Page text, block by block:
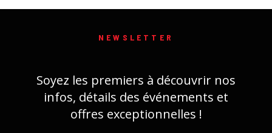
NEWSLETTER
Soyez les premiers à découvrir nos
infos, détails des événements et
offres exceptionnelles !